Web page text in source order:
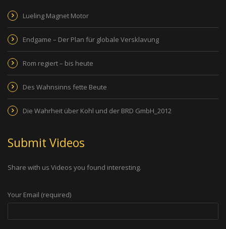
Lueling Magnet Motor
Endgame – Der Plan für globale Versklavung
Rom regiert – bis heute
Des Wahnsinns fette Beute
Die Wahrheit über Kohl und der BRD GmbH_2012
Submit Videos
Share with us Videos you found interesting.
Your Email (required)